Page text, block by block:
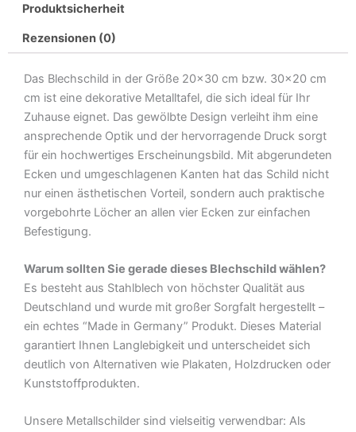
DDR
Fahne
Metall
Schild
Menge
Produktsicherheit
Rezensionen (0)
Das Blechschild in der Größe 20×30 cm bzw. 30×20 cm
cm ist eine dekorative Metalltafel, die sich ideal für Ihr
Zuhause eignet. Das gewölbte Design verleiht ihm eine
ansprechende Optik und der hervorragende Druck sorgt
für ein hochwertiges Erscheinungsbild. Mit abgerundeten
Ecken und umgeschlagenen Kanten hat das Schild nicht
nur einen ästhetischen Vorteil, sondern auch praktische
vorgebohrte Löcher an allen vier Ecken zur einfachen
Befestigung.
Warum sollten Sie gerade dieses Blechschild wählen?
Es besteht aus Stahlblech von höchster Qualität aus
Deutschland und wurde mit großer Sorgfalt hergestellt –
ein echtes “Made in Germany” Produkt. Dieses Material
garantiert Ihnen Langlebigkeit und unterscheidet sich
deutlich von Alternativen wie Plakaten, Holzdrucken oder
Kunststoffprodukten.
Unsere Metallschilder sind vielseitig verwendbar: Als